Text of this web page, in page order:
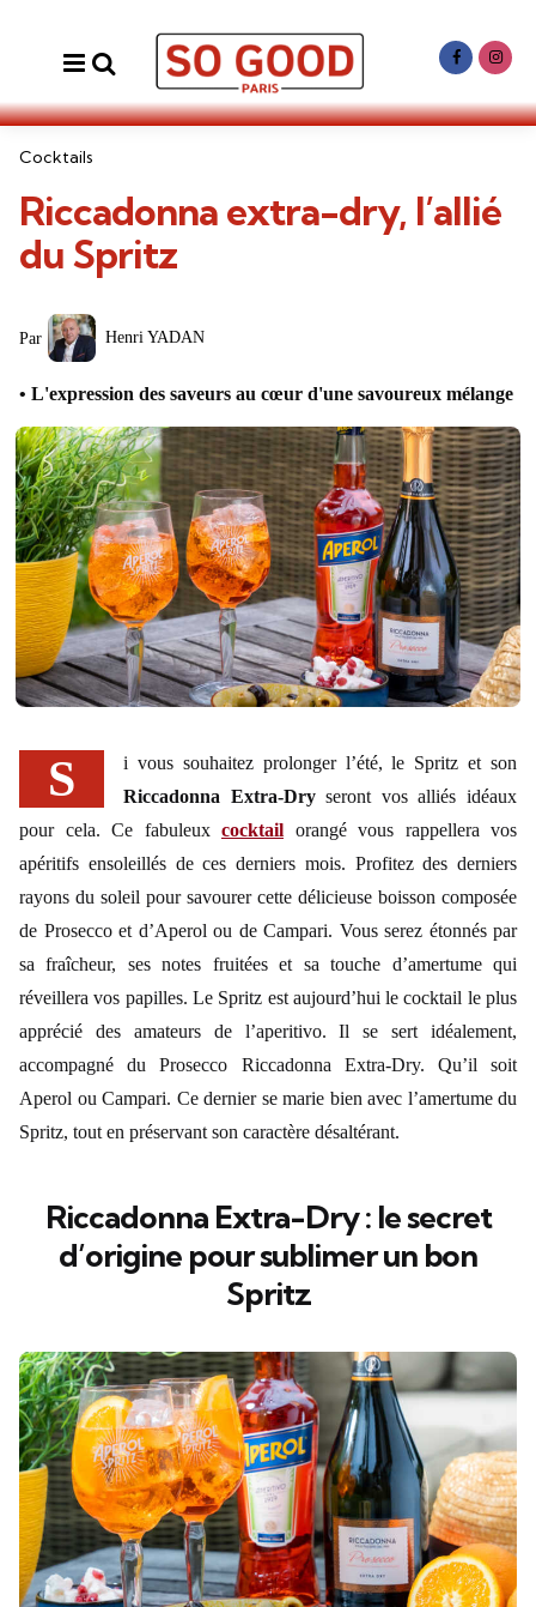
Menu
Categories
Cocktails
Riccadonna extra-dry, l’allié
du Spritz
Posted
Par Henri YADAN
L'expression des saveurs au cœur d'une savoureux mélange
Si vous souhaitez prolonger l’été, le Spritz et son
Riccadonna Extra-Dryseront vos alliés idéaux
pour cela. Ce fabuleux cocktail orangé vous rappellera vos
apéritifs ensoleillés de ces derniers mois. Profitez des derniers
rayons du soleil pour savourer cette délicieuse boisson composée
de Prosecco et d’Aperol ou de Campari. Vous serez étonnés par
sa fraîcheur, ses notes fruitées et sa touche d’amertume qui
réveillera vos papilles. Le Spritz est aujourd’hui le cocktail le plus
apprécié des amateurs de l’aperitivo. Il se sert idéalement,
accompagné du Prosecco Riccadonna Extra-Dry. Qu’il soit
Aperol ou Campari. Ce dernier se marie bien avec l’amertume du
Spritz, tout en préservant son caractère désaltérant.
Riccadonna Extra-Dry : le secret
d’origine pour sublimer un bon
Spritz